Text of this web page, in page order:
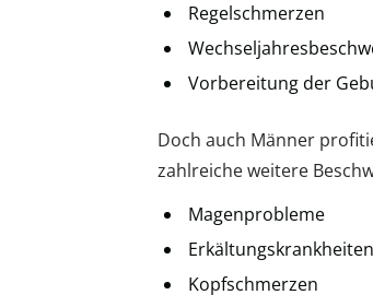
Regelschmerzen
Vorbereitung der
Doch auch Männer
zahlreiche weitere
Magenprobleme
Erkältungskrankheiten
Kopfschmerzen